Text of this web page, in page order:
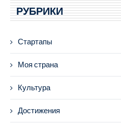
РУБРИКИ
Стартапы
Моя страна
Культура
Достижения